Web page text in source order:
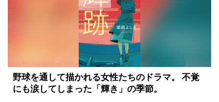
野球を通して描かれる女性たちのドラマ。 不覚
にも涙してしまった「輝き」の季節。